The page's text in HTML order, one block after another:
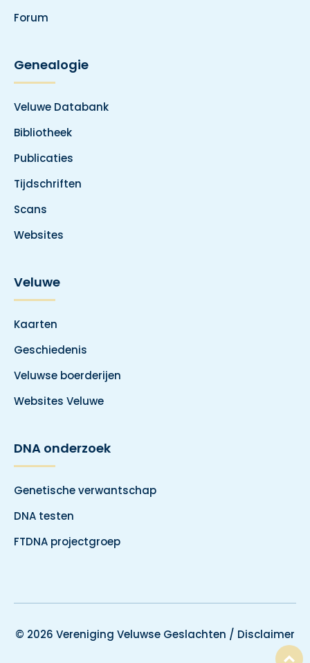
Forum
Genealogie
Veluwe Databank
Bibliotheek
Publicaties
Tijdschriften
Scans
Websites
Veluwe
Kaarten
Geschiedenis
Veluwse boerderijen
Websites Veluwe
DNA onderzoek
Genetische verwantschap
DNA testen
FTDNA projectgroep
© 2026 Vereniging Veluwse Geslachten / Disclaimer